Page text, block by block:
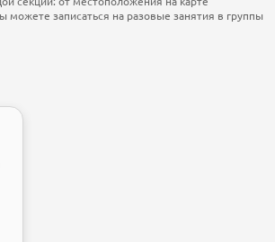
записаться на разовые занятия в группы